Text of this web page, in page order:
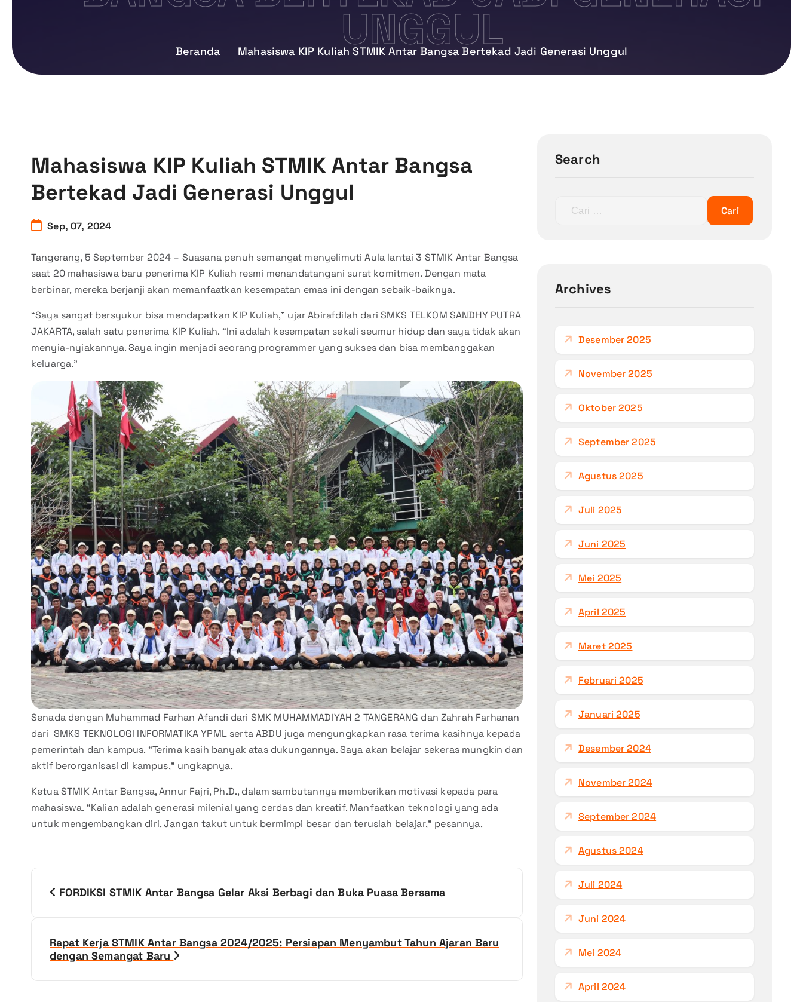
UNGGUL
Beranda Mahasiswa KIP Kuliah STMIK Antar Bangsa Bertekad Jadi Generasi Unggul
Mahasiswa KIP Kuliah STMIK Antar Bangsa
Bertekad Jadi Generasi Unggul
Sep, 07, 2024
Tangerang, 5 September 2024 – Suasana penuh semangat menyelimuti Aula lantai 3 STMIK Antar Bangsa
saat 20 mahasiswa baru penerima KIP Kuliah resmi menandatangani surat komitmen. Dengan mata
berbinar, mereka berjanji akan memanfaatkan kesempatan emas ini dengan sebaik-baiknya.
“Saya sangat bersyukur bisa mendapatkan KIP Kuliah,” ujar Abirafdilah dari SMKS TELKOM SANDHY PUTRA
JAKARTA, salah satu penerima KIP Kuliah. “Ini adalah kesempatan sekali seumur hidup dan saya tidak akan
menyia-nyiakannya. Saya ingin menjadi seorang programmer yang sukses dan bisa membanggakan
keluarga.”
Senada dengan Muhammad Farhan Afandi dari SMK MUHAMMADIYAH 2 TANGERANG dan Zahrah Farhanan
dari SMKS TEKNOLOGI INFORMATIKA YPML serta ABDU juga mengungkapkan rasa terima kasihnya kepada
pemerintah dan kampus. “Terima kasih banyak atas dukungannya. Saya akan belajar sekeras mungkin dan
aktif berorganisasi di kampus,” ungkapnya.
Ketua STMIK Antar Bangsa, Annur Fajri, Ph.D., dalam sambutannya memberikan motivasi kepada para
mahasiswa. “Kalian adalah generasi milenial yang cerdas dan kreatif. Manfaatkan teknologi yang ada
untuk mengembangkan diri. Jangan takut untuk bermimpi besar dan teruslah belajar,” pesannya.
FORDIKSI STMIK Antar Bangsa Gelar Aksi Berbagi dan Buka Puasa Bersama
Rapat Kerja STMIK Antar Bangsa 2024/2025: Persiapan Menyambut Tahun Ajaran Baru
dengan Semangat Baru
Search
n
Archives
Desember 2025
November 2025
Oktober 2025
September 2025
Agustus 2025
Juli 2025
Juni 2025
Mei 2025
April 2025
Maret 2025
Februari 2025
Januari 2025
Desember 2024
November 2024
September 2024
Agustus 2024
Juli 2024
Juni 2024
Mei 2024
April 2024